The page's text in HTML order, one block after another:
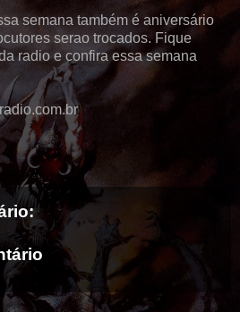
semana também é aniversário
serao trocados. Fique
radio e confira essa semana